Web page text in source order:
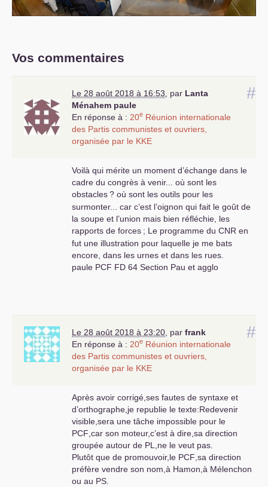
Vos commentaires
#
Le 28 août 2018 à 16:53 par Lanta
Ménahem paule
En réponse à : 20e Réunion internationale
des Partis communistes et ouvriers,
organisée par le KKE
Voilà qui mérite un moment d’échange dans le
cadre du congrès à venir... où sont les
obstacles? où sont les outils pour les
surmonter... car c’est l’oignon qui fait le goût de
la soupe et l’union mais bien réfléchie, les
rapports de forces ; Le programme du CNR en
fut une illustration pour laquelle je me bats
encore, dans les urnes et dans les rues.
paule PCF FD 64 Section Pau et agglo
#
Le 28 août 2018 à 23:20 par frank
En réponse à : 20e Réunion internationale
des Partis communistes et ouvriers,
organisée par le KKE
Après avoir corrigé,ses fautes de syntaxe et
d’orthographe,je republie le texte:Redevenir
visible,sera une tâche impossible pour le
PCF ,car son moteur,c’est à dire,sa direction
groupée autour de PL
,ne le veut pas.
Plutôt que de promouvoir,le PCF ,sa direction
préfère vendre son nom,à Hamon,à Mélenchon
ou au PS